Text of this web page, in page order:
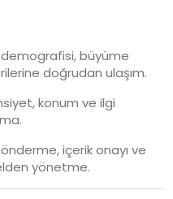
büyüme
doğrudan ulaşım.
konum ve ilgi
içerik onayı ve
yönetme.